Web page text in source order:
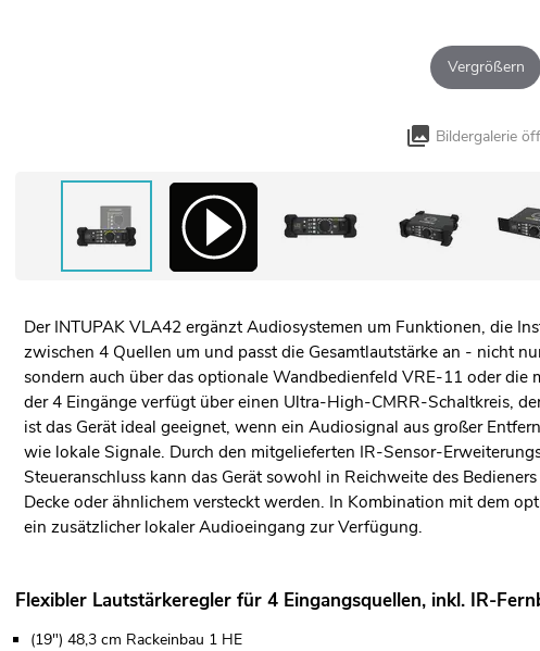
Vergrößern
Bildergalerie
Der INTUPAK VLA42 ergänzt Audiosystemen um Funktionen, die
zwischen 4 Quellen um und passt die Gesamtlautstärke an - nicht
sondern auch über das optionale Wandbedienfeld VRE-11 oder
der 4 Eingänge verfügt über einen Ultra-High-CMRR-Schaltkreis,
ist das Gerät ideal geeignet, wenn ein Audiosignal aus großer
wie lokale Signale. Durch den mitgelieferten IR-Sensor-
Steueranschluss kann das Gerät sowohl in Reichweite des
Decke oder ähnlichem versteckt werden. In Kombination mit dem
ein zusätzlicher lokaler Audioeingang zur Verfügung.
Flexibler Lautstärkeregler für 4 Eingangsquellen, inkl. IR-
(19") 48,3 cm Rackeinbau 1 HE